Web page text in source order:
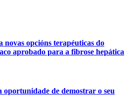
opcións terapéuticas do
aprobado para a fibrose hepática
oportunidade de demostrar o seu